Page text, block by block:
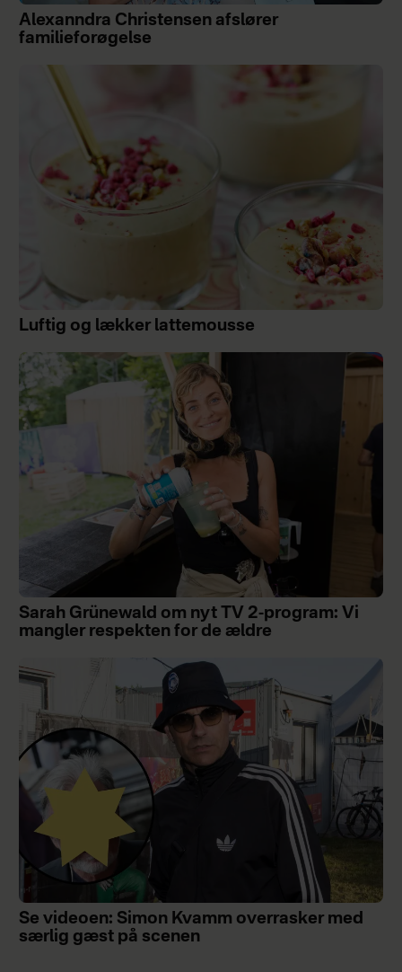
Alexanndra Christensen afslører
familieforøgelse
Luftig og lækker lattemousse
Sarah Grünewald om nyt TV 2-program: Vi
mangler respekten for de ældre
Se videoen: Simon Kvamm overrasker med
særlig gæst på scenen